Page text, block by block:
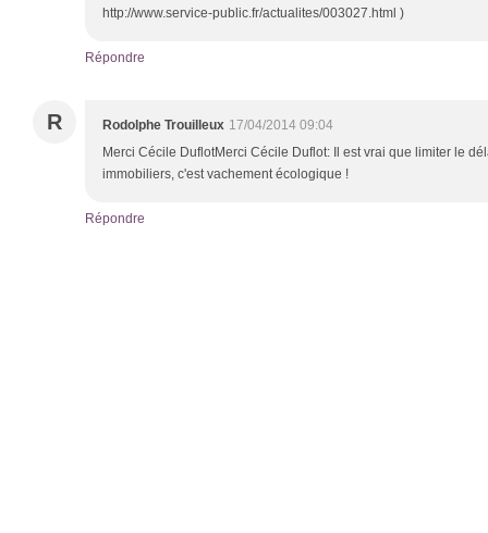
http://www.service-public.fr/actualites/003027.html )
Répondre
R Rodolphe Trouilleux 17/04/2014 09:04
Merci Cécile DuflotMerci Cécile Duflot: Il est vrai que limiter le
immobiliers, c'est vachement écologique !
Répondre